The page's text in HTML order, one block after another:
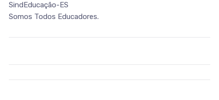
SindEducação-ES
Somos Todos Educadores.